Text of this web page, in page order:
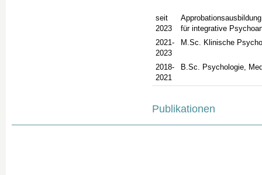
seit
2023
für integrative
2021-
2023
M.Sc. Klinische
2018-
2021
B.Sc. Psychologie,
Publikationen